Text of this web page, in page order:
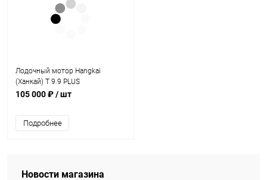
Лодочный мотор Hangkai
(Ханкай) Т 9.9 PLUS
105 000 ₽/ шт
Подробнее
Новости магазина